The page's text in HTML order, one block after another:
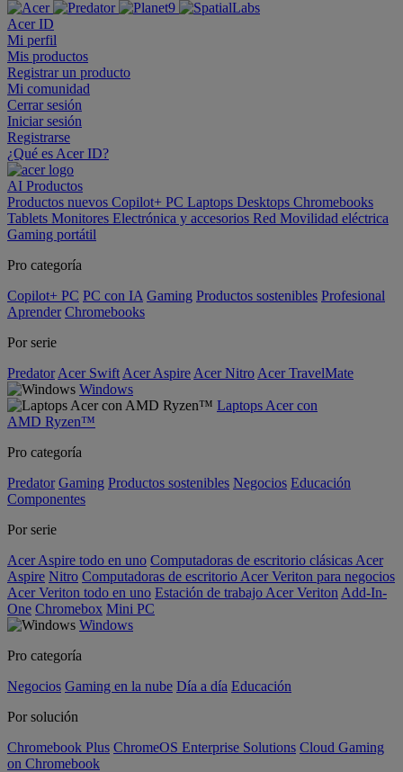
Acer ID
Mi perfil
Mis productos
Registrar un producto
Mi comunidad
Cerrar sesión
Iniciar sesión
Registrarse
¿Qué es Acer ID?
AI Productos
Productos nuevos Copilot+ PC Laptops Desktops Chromebooks
Tablets Monitores Electrónica y accesorios Red Movilidad eléctrica
Gaming portátil
Pro categoría
Copilot+ PC PC con IA Gaming Productos sostenibles Profesional
Aprender Chromebooks
Por serie
Predator Acer Swift Acer Aspire Acer Nitro Acer TravelMate
Windows
Laptops Acer con
AMD Ryzen™
Pro categoría
Predator Gaming Productos sostenibles Negocios Educación
Componentes
Por serie
Acer Aspire todo en uno Computadoras de escritorio clásicas Acer
Aspire Nitro Computadoras de escritorio Acer Veriton para negocios
Acer Veriton todo en uno Estación de trabajo Acer Veriton Add-In-
One Chromebox Mini PC
Windows
Pro categoría
Negocios Gaming en la nube Día a día Educación
Por solución
Chromebook Plus ChromeOS Enterprise Solutions Cloud Gaming
on Chromebook